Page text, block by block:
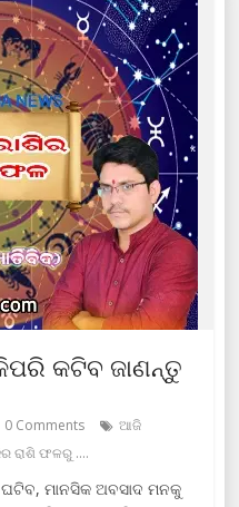
କଟିବ ଜାଣନ୍ତୁ
0 Comments
ଆଜି
ରାଶି ଫଳରୁ ....
ମାନସିକ ଅବସାଦ ମନକୁ